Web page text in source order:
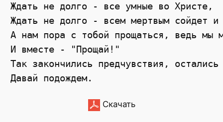
Ждать не долго - все умные во Христе,
Ждать не долго - всем мертвым сойдет
А нам пора с тобой прощаться, ведь мы
И вместе - "Прощай!"
Так закончились предчувствия,
Скачать